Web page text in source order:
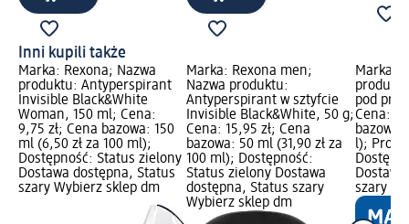
Inni kupili także
Marka: Rexona; Nazwa
produktu: Antyperspirant
Invisible Black&White
Woman, 150 ml; Cena:
9,75 zł; Cena bazowa: 150
ml (6,50 zł za 100 ml);
Dostępność: Status zielony
Dostawa dostępna, Status
szary Wybierz sklep dm
Marka: Rexona men;
Nazwa produktu:
Antyperspirant w sztyfcie
Invisible Black&White, 50 g;
Cena: 15,95 zł; Cena
bazowa: 50 ml (31,90 zł za
100 ml); Dostępność:
Status zielony Dostawa
dostępna, Status szary
Wybierz sklep dm
Marka:
pod
Cena:
bazowa:
l);
szary